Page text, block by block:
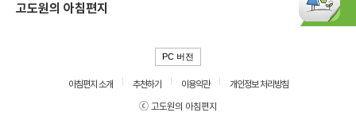
고도원의 아침편지
PC 버전
아침편지 소개 추천하기 이용약관
개인정보 처리방침
ⓒ 고도원의 아침편지